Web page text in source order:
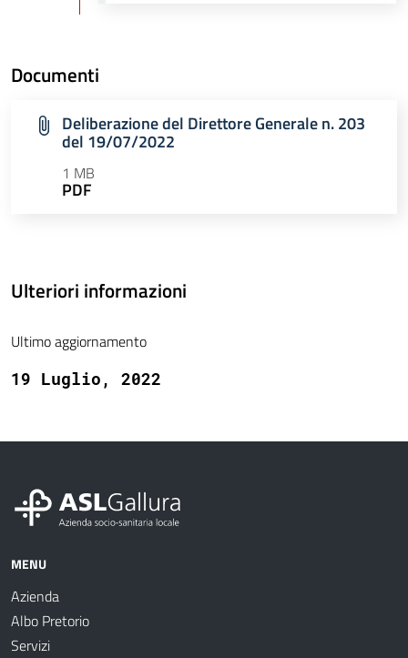
Documenti
Deliberazione del Direttore Generale n. 203
del 19/07/2022
1 MB
PDF
Ulteriori informazioni
Ultimo aggiornamento
19 Luglio, 2022
MENU
Azienda
Albo Pretorio
Servizi